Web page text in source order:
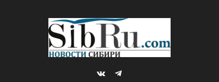
VKontakteTelegram